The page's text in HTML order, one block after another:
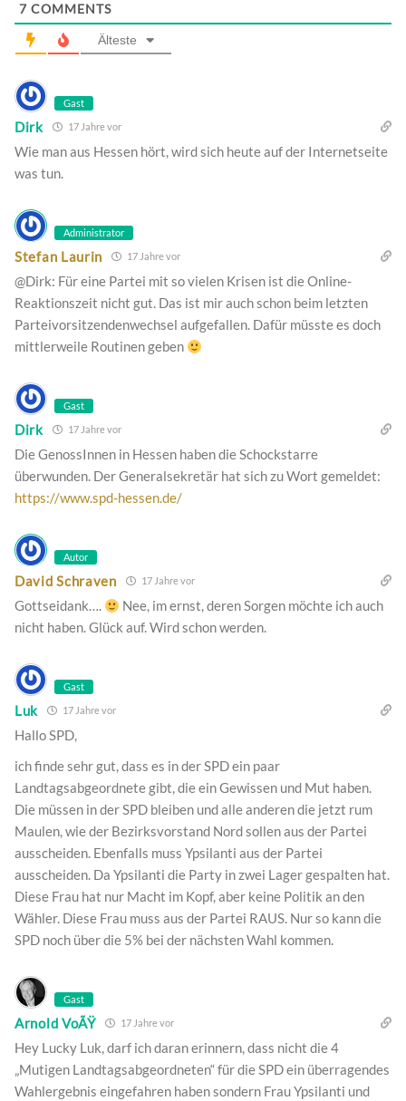
7 COMMENTS
Älteste
Gast
Dirk 17 Jahre vor
Wie man aus Hessen hört, wird sich heute auf der Internetseite
was tun.
Administrator
Stefan Laurin 17 Jahre vor
@Dirk: Für eine Partei mit so vielen Krisen ist die Online-
Reaktionszeit nicht gut. Das ist mir auch schon beim letzten
Parteivorsitzendenwechsel aufgefallen. Dafür müsste es doch
mittlerweile Routinen geben
Gast
Dirk 17 Jahre vor
Die GenossInnen in Hessen haben die Schockstarre
überwunden. Der Generalsekretär hat sich zu Wort gemeldet:
https://www.spd-hessen.de/
Autor
David Schraven 17 Jahre vor
Gottseidank….
Nee, im ernst, deren Sorgen möchte ich auch
nicht haben. Glück auf. Wird schon werden.
Gast
Luk 17 Jahre vor
Hallo SPD,
ich finde sehr gut, dass es in der SPD ein paar
Landtagsabgeordnete gibt, die ein Gewissen und Mut haben.
Die müssen in der SPD bleiben und alle anderen die jetzt rum
Maulen, wie der Bezirksvorstand Nord sollen aus der Partei
ausscheiden. Ebenfalls muss Ypsilanti aus der Partei
ausscheiden. Da Ypsilanti die Party in zwei Lager gespalten hat.
Diese Frau hat nur Macht im Kopf, aber keine Politik an den
Wähler. Diese Frau muss aus der Partei RAUS. Nur so kann die
SPD noch über die 5% bei der nächsten Wahl kommen.
Gast
Arnold VoÃŸ 17 Jahre vor
Hey Lucky Luk, darf ich daran erinnern, dass nicht die 4
„Mutigen Landtagsabgeordneten“ für die SPD ein überragendes
Wahlergebnis eingefahren haben sondern Frau Ypsilanti und